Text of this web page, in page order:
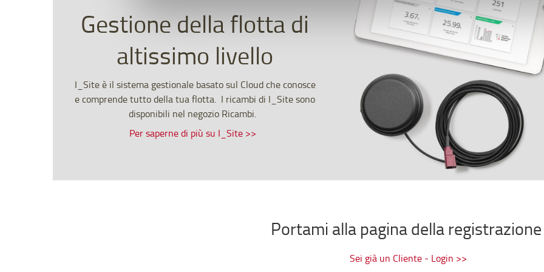
Gestione della flotta di
altissimo livello
I_Site è il sistema gestionale basato sul Cloud che conosce
e comprende tutto della tua flotta. I ricambi di I_Site sono
disponibili nel negozio Ricambi.
Per saperne di più su I_Site >>
Portami alla pagina della
Sei già un Cliente - Login >>